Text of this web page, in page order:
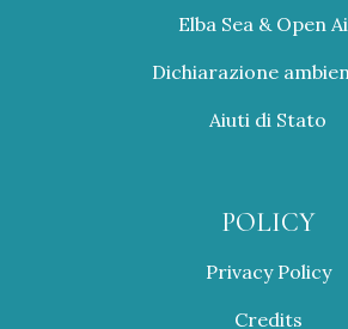
Elba Sea & Open
Dichiarazione
Aiuti di Stato
POLICY
Privacy Policy
Credits